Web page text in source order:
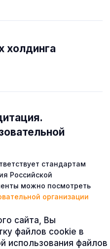
холдинга
стандартам
Российской
можно посмотреть
организации
сайта, Вы
файлов cookie в
использования файлов